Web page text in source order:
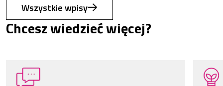
Wszystkie wpisy
Chcesz wiedzieć więcej?